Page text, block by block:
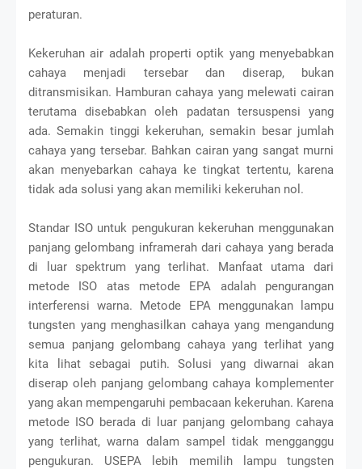
peraturan.
Kekeruhan air adalah properti optik yang menyebabkan
cahaya menjadi tersebar dan diserap, bukan
ditransmisikan. Hamburan cahaya yang melewati cairan
terutama disebabkan oleh padatan tersuspensi yang
ada. Semakin tinggi kekeruhan, semakin besar jumlah
cahaya yang tersebar. Bahkan cairan yang sangat murni
akan menyebarkan cahaya ke tingkat tertentu, karena
tidak ada solusi yang akan memiliki kekeruhan nol.
Standar ISO untuk pengukuran kekeruhan menggunakan
panjang gelombang inframerah dari cahaya yang berada
di luar spektrum yang terlihat. Manfaat utama dari
metode ISO atas metode EPA adalah pengurangan
interferensi warna. Metode EPA menggunakan lampu
tungsten yang menghasilkan cahaya yang mengandung
semua panjang gelombang cahaya yang terlihat yang
kita lihat sebagai putih. Solusi yang diwarnai akan
diserap oleh panjang gelombang cahaya komplementer
yang akan mempengaruhi pembacaan kekeruhan. Karena
metode ISO berada di luar panjang gelombang cahaya
yang terlihat, warna dalam sampel tidak mengganggu
pengukuran. USEPA lebih memilih lampu tungsten